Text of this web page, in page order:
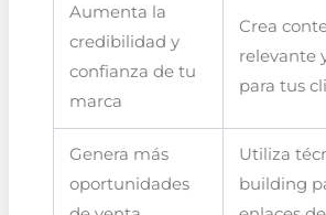
Aumenta la
credibilidad y
confianza de tu
marca
Crea
relevante
para tus
Genera más
oportunidades
Utiliza
building